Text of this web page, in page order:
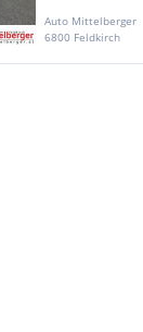
Auto Mittelberger
6800 Feldkirch